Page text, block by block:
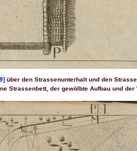
über den Strassenunterhalt und den
Strassenbett, der gewölbte Aufbau und der